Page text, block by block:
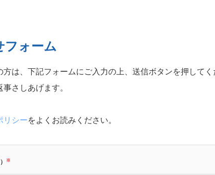
フォーム
は、下記フォームにご入力の上、送信ボタンを押してく
さしあげます。
リシーをよくお読みください。
※